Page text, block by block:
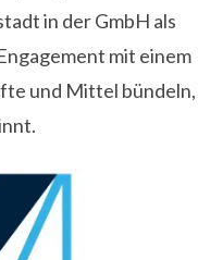
in der GmbH als
mit einem
und Mittel bündeln,